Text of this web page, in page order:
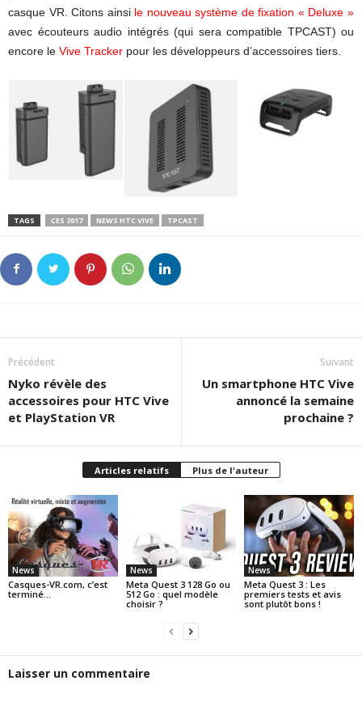
casque VR. Citons ainsi le nouveau système de fixation « Deluxe »
avec écouteurs audio intégrés (qui sera compatible TPCAST) ou
encore le Vive Tracker pour les développeurs d’accessoires tiers.
TAGS CES 2017 NEWS HTC VIVE TPCAST
Précédent
Nyko révèle des
accessoires pour HTC Vive
et PlayStation VR
Suivant
Un smartphone HTC Vive
annoncé la semaine
prochaine ?
Articles relatifs Plus de l'auteur
News
Casques-VR.com, c’est
terminé…
News
Meta Quest 3 128 Go ou
512 Go : quel modèle
choisir ?
News
Meta Quest 3 : Les
premiers tests et avis
sont plutôt bons !
Laisser un commentaire